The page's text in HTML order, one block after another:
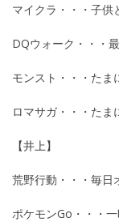
マイクラ・・・子供
DQウォーク・・・
モンスト・・・たま
ロマサガ・・・たま
【井上】
荒野行動・・・毎日
ポケモンGo・・・